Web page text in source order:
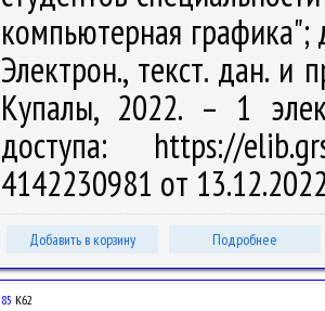
компьютерная
Электрон., текст. дан. и
Купалы, 2022. – 1
доступа: https://
4142230981 от
Добавить в корзину Подробнее
85 К62